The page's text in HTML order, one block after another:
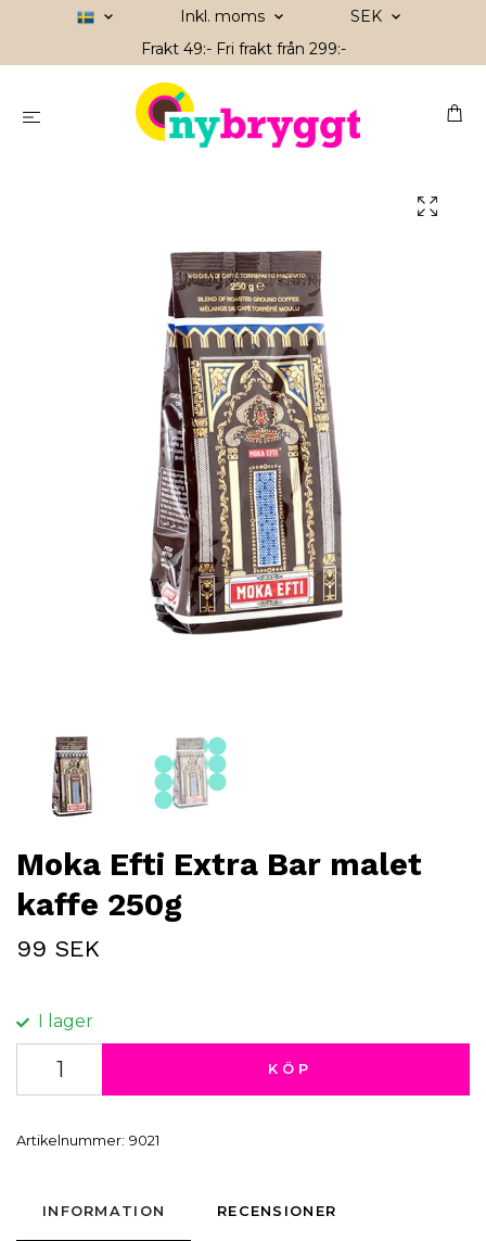
Inkl. moms
SEK
Frakt 49:- Fri frakt från 299:-
Moka Efti Extra Bar malet
kaffe 250g
99 SEK
I lager
KÖP
Artikelnummer: 9021
INFORMATION RECENSIONER